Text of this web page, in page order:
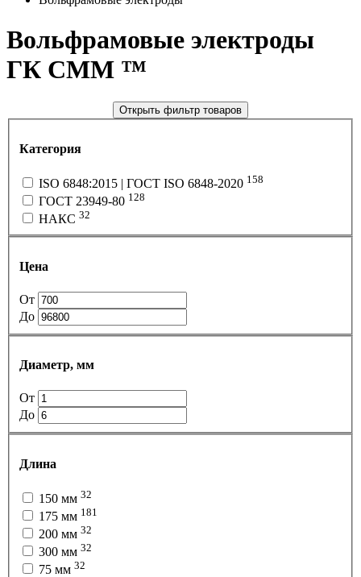
Вольфрамовые электроды
ГК СММ ™
Открыть фильтр товаров
Категория
ISO 6848:2015 | ГОСТ ISO 6848-2020 158
ГОСТ 23949-80 128
НАКС 32
Цена
От
До
Диаметр, мм
От
До
Длина
150 мм 32
175 мм 181
200 мм 32
300 мм 32
75 мм 32